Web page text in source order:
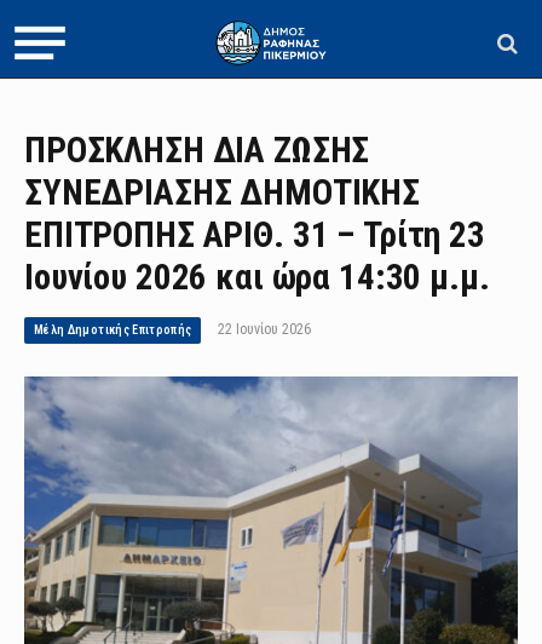
ΠΡΟΣΚΛΗΣΗ ΔΙΑ ΖΩΣΗΣ
ΣΥΝΕΔΡΙΑΣΗΣ ΔΗΜΟΤΙΚΗΣ
ΕΠΙΤΡΟΠΗΣ ΑΡΙΘ. 31 – Τρίτη 23
Ιουνίου 2026 και ώρα 14:30 μ.μ.
Μέλη Δημοτικής Επιτροπής 22 Ιουνίου 2026